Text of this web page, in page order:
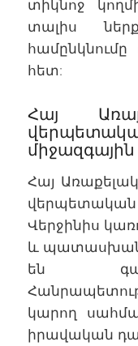
տիկնոջ
տալիս
համընկնումը
հետ:
Հայ
Հայ
վերպետական
Վերջինիս
և
են
կարող
իրավական